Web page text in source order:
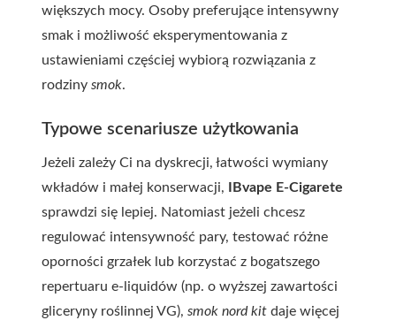
większych mocy. Osoby preferujące intensywny
smak i możliwość eksperymentowania z
ustawieniami częściej wybiorą rozwiązania z
rodziny smok.
Typowe scenariusze użytkowania
Jeżeli zależy Ci na dyskrecji, łatwości wymiany
wkładów i małej konserwacji,
IBvape E-Cigarete
sprawdzi się lepiej. Natomiast jeżeli chcesz
regulować intensywność pary, testować różne
oporności grzałek lub korzystać z bogatszego
repertuaru e-liquidów (np. o wyższej zawartości
gliceryny roślinnej VG), smok nord kit daje więcej